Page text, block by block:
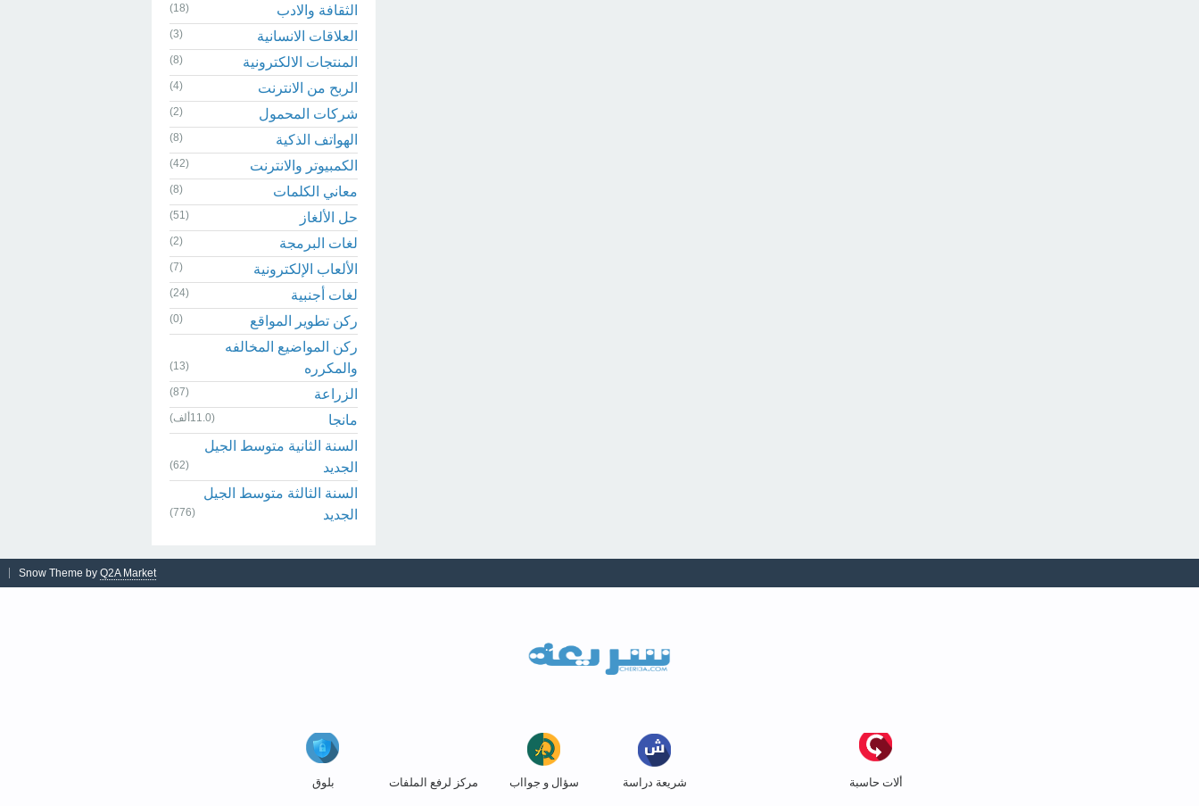
الثقافة والادب (18)
العلاقات الانسانية (3)
المنتجات الالكترونية (8)
الربح من الانترنت (4)
شركات المحمول (2)
الهواتف الذكية (8)
الكمبيوتر والانترنت (42)
معاني الكلمات (8)
حل الألغاز (51)
لغات البرمجة (2)
الألعاب الإلكترونية (7)
لغات أجنبية (24)
ركن تطوير المواقع (0)
ركن المواضيع المخالفه
والمكرره
(13)
الزراعة (87)
مانجا (11.0ألف)
السنة الثانية متوسط الجيل
الجديد
(62)
السنة الثالثة متوسط الجيل
الجديد
(776)
Snow Theme by Q2A Market